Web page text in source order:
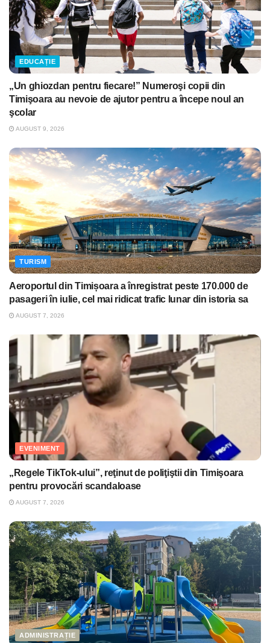
EDUCAȚIE
„Un ghiozdan pentru fiecare!” Numeroşi copii din
Timişoara au nevoie de ajutor pentru a începe noul an
şcolar
AUGUST 9, 2026
TURISM
Aeroportul din Timișoara a înregistrat peste 170.000 de
pasageri în iulie, cel mai ridicat trafic lunar din istoria sa
AUGUST 7, 2026
EVENIMENT
„Regele TikTok-ului”, reţinut de poliţiştii din Timişoara
pentru provocări scandaloase
AUGUST 7, 2026
ADMINISTRAȚIE